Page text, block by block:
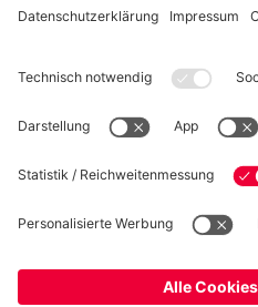
Impressum
Datenschutz AGB
Verträge hier kündigen